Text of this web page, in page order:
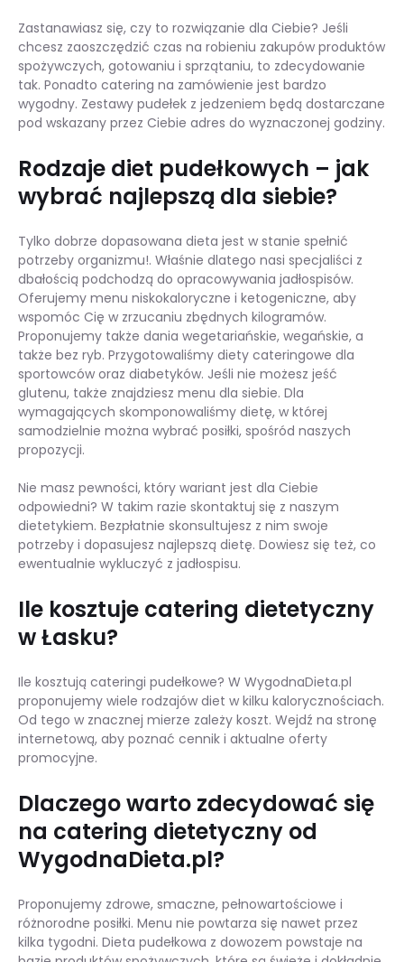
Zastanawiasz się, czy to rozwiązanie dla Ciebie? Jeśli
chcesz zaoszczędzić czas na robieniu zakupów produktów
spożywczych, gotowaniu i sprzątaniu, to zdecydowanie
tak. Ponadto catering na zamówienie jest bardzo
wygodny. Zestawy pudełek z jedzeniem będą dostarczane
pod wskazany przez Ciebie adres do wyznaczonej godziny.
Rodzaje diet pudełkowych – jak
wybrać najlepszą dla siebie?
Tylko dobrze dopasowana dieta jest w stanie spełnić
potrzeby organizmu!. Właśnie dlatego nasi specjaliści z
dbałością podchodzą do opracowywania jadłospisów.
Oferujemy menu niskokaloryczne i ketogeniczne, aby
wspomóc Cię w zrzucaniu zbędnych kilogramów.
Proponujemy także dania wegetariańskie, wegańskie, a
także bez ryb. Przygotowaliśmy diety cateringowe dla
sportowców oraz diabetyków. Jeśli nie możesz jeść
glutenu, także znajdziesz menu dla siebie. Dla
wymagających skomponowaliśmy dietę, w której
samodzielnie można wybrać posiłki, spośród naszych
propozycji.
Nie masz pewności, który wariant jest dla Ciebie
odpowiedni? W takim razie skontaktuj się z naszym
dietetykiem. Bezpłatnie skonsultujesz z nim swoje
potrzeby i dopasujesz najlepszą dietę. Dowiesz się też, co
ewentualnie wykluczyć z jadłospisu.
Ile kosztuje catering dietetyczny
w Łasku?
Ile kosztują cateringi pudełkowe? W WygodnaDieta.pl
proponujemy wiele rodzajów diet w kilku kalorycznościach.
Od tego w znacznej mierze zależy koszt. Wejdź na stronę
internetową, aby poznać cennik i aktualne oferty
promocyjne.
Dlaczego warto zdecydować się
na catering dietetyczny od
WygodnaDieta.pl?
Proponujemy zdrowe, smaczne, pełnowartościowe i
różnorodne posiłki. Menu nie powtarza się nawet przez
kilka tygodni. Dieta pudełkowa z dowozem powstaje na